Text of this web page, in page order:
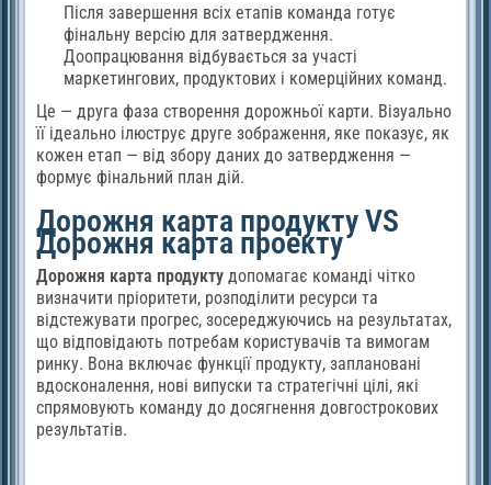
Після завершення всіх етапів команда готує
фінальну версію для затвердження.
Доопрацювання відбувається за участі
маркетингових, продуктових і комерційних команд.
Це — друга фаза створення дорожньої карти. Візуально
її ідеально ілюструє друге зображення, яке показує, як
кожен етап — від збору даних до затвердження —
формує фінальний план дій.
Дорожня карта продукту VS
Дорожня карта проекту
Дорожня карта продукту допомагає команді чітко
визначити пріоритети, розподілити ресурси та
відстежувати прогрес, зосереджуючись на результатах,
що відповідають потребам користувачів та вимогам
ринку. Вона включає функції продукту, заплановані
вдосконалення, нові випуски та стратегічні цілі, які
спрямовують команду до досягнення довгострокових
результатів.